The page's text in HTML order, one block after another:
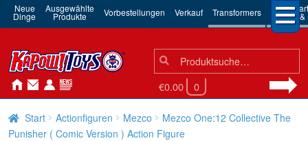
Neue
Dinge
Ausgewählte
Produkte Vorbestellungen Verkauf Transformers 3rd
Robots
Suchen
nach:
Suche
€0.00 0
Start Actionfiguren Mezco
Mezco One:12 Collective The
Punisher ( Comic Version ) Action Figure